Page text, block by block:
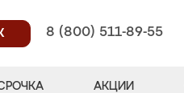
8 (800) 511-89-55
АКЦИИ